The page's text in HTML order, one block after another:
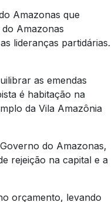
Amazonas que
Amazonas
lideranças partidárias.
as emendas
é habitação na
da Vila Amazônia
do Amazonas,
rejeição na capital e a
orçamento, levando